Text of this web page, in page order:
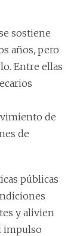
sostiene
años, pero
Entre ellas
de
de
públicas
y alivien
impulso